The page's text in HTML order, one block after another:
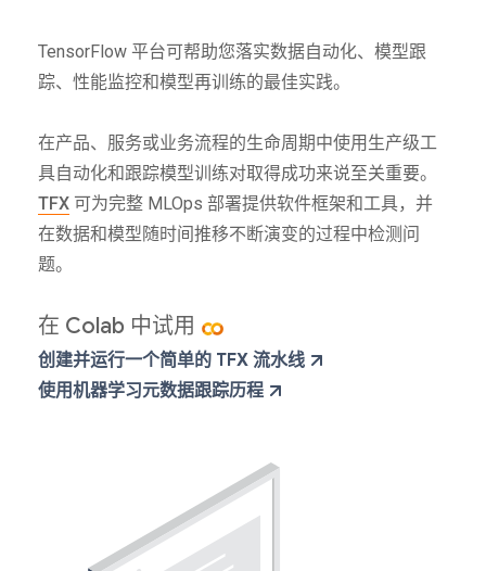
TensorFlow 平台可帮助您落实数据自动化、模型跟
踪、性能监控和模型再训练的最佳实践。
在产品、服务或业务流程的生命周期中使用生产级工
具自动化和跟踪模型训练对取得成功来说至关重要。
TFX 可为完整 MLOps 部署提供软件框架和工具，并
在数据和模型随时间推移不断演变的过程中检测问
题。
在 Colab 中试用
创建并运行一个简单的 TFX 流水线
使用机器学习元数据跟踪历程